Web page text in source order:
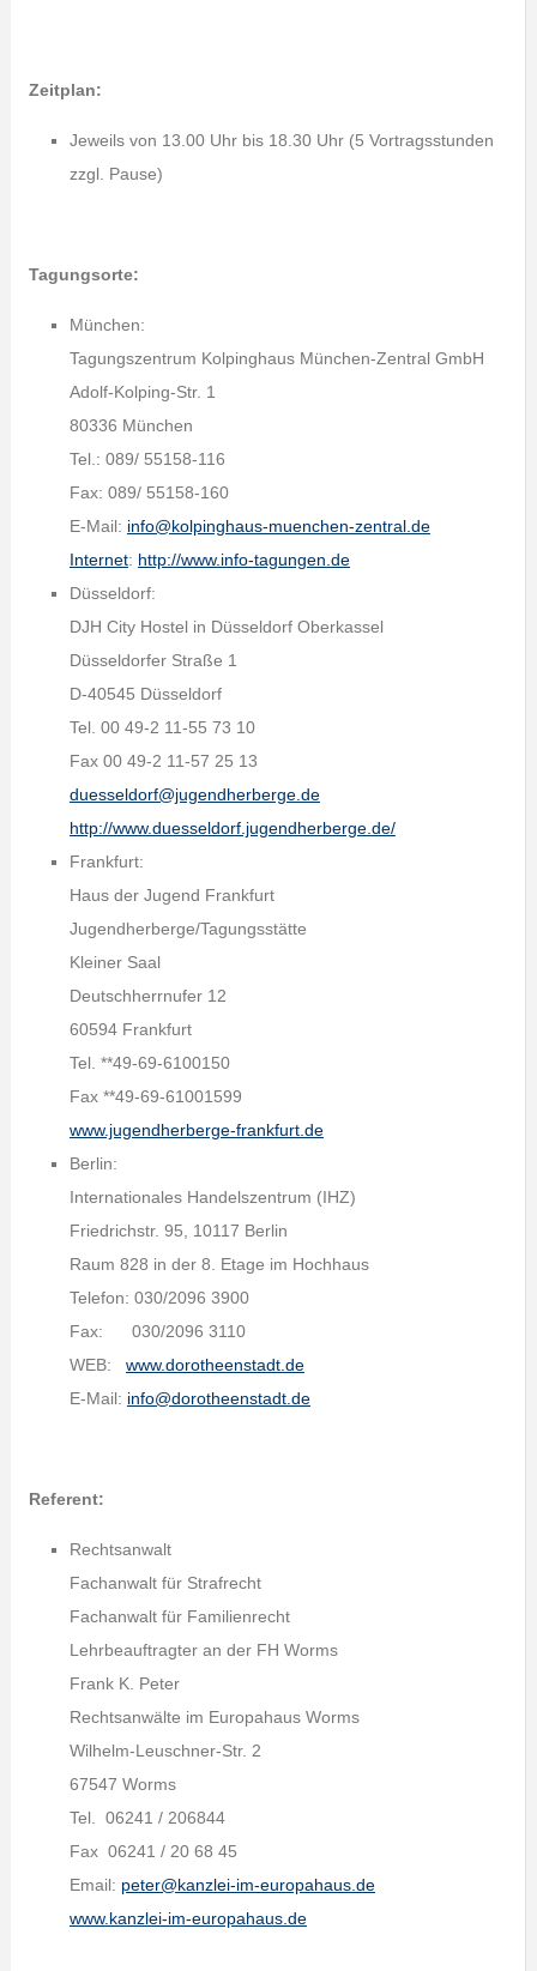
Zeitplan:
Jeweils von 13.00 Uhr bis 18.30 Uhr (5 Vortragsstunden
zzgl. Pause)
Tagungsorte:
München:
Tagungszentrum Kolpinghaus München-Zentral GmbH
Adolf-Kolping-Str. 1
80336 München
Tel.: 089/ 55158-116
Fax: 089/ 55158-160
E-Mail: info@kolpinghaus-muenchen-zentral.de
Internet: http://www.info-tagungen.de
Düsseldorf:
DJH City Hostel in Düsseldorf Oberkassel
Düsseldorfer Straße 1
D-40545 Düsseldorf
Tel. 00 49-2 11-55 73 10
Fax 00 49-2 11-57 25 13
duesseldorf@jugendherberge.de
http://www.duesseldorf.jugendherberge.de/
Frankfurt:
Haus der Jugend Frankfurt
Jugendherberge/Tagungsstätte
Kleiner Saal
Deutschherrnufer 12
60594 Frankfurt
Tel. **49-69-6100150
Fax **49-69-61001599
www.jugendherberge-frankfurt.de
Berlin:
Internationales Handelszentrum (IHZ)
Friedrichstr. 95, 10117 Berlin
Raum 828 in der 8. Etage im Hochhaus
Telefon: 030/2096 3900
Fax: 030/2096 3110
WEB: www.dorotheenstadt.de
E-Mail: info@dorotheenstadt.de
Referent:
Rechtsanwalt
Fachanwalt für Strafrecht
Fachanwalt für Familienrecht
Lehrbeauftragter an der FH Worms
Frank K. Peter
Rechtsanwälte im Europahaus Worms
Wilhelm-Leuschner-Str. 2
67547 Worms
Tel. 06241 / 206844
Fax 06241 / 20 68 45
Email: peter@kanzlei-im-europahaus.de
www.kanzlei-im-europahaus.de